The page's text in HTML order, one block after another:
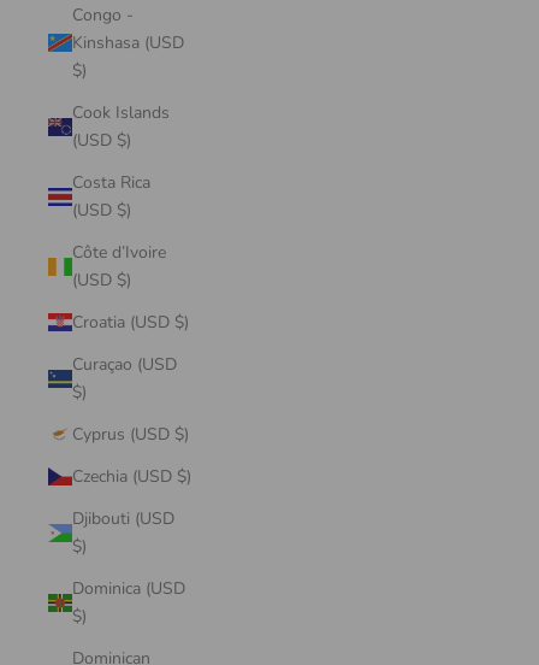
Congo -
Kinshasa (USD
$)
Cook Islands
(USD $)
Costa Rica
(USD $)
Côte d’Ivoire
(USD $)
Croatia (USD $)
Curaçao (USD
$)
Cyprus (USD $)
Czechia (USD $)
Djibouti (USD
$)
Dominica (USD
$)
Dominican